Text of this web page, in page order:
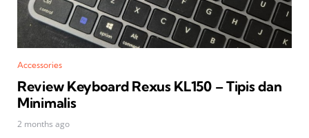
Accessories
Review Keyboard Rexus KL150 – Tipis dan
Minimalis
2 months ago